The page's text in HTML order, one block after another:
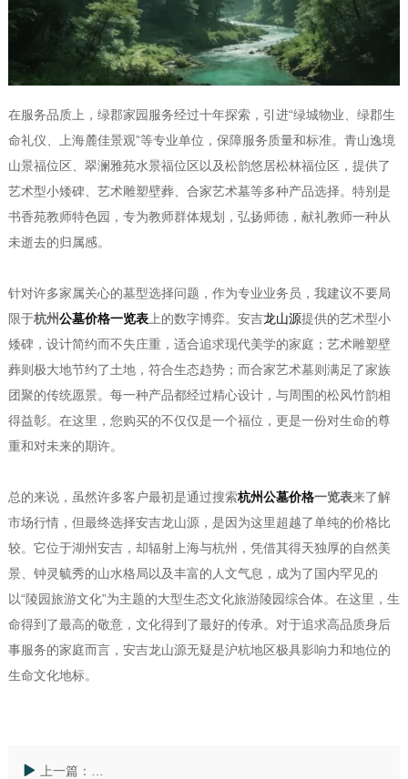
在服务品质上，绿郡家园服务经过十年探索，引进“绿城物业、绿郡生
命礼仪、上海麓佳景观”等专业单位，保障服务质量和标准。青山逸境
山景福位区、翠澜雅苑水景福位区以及松韵悠居松林福位区，提供了
艺术型小矮碑、艺术雕塑壁葬、合家艺术墓等多种产品选择。特别是
书香苑教师特色园，专为教师群体规划，弘扬师德，献礼教师一种从
未逝去的归属感。
针对许多家属关心的墓型选择问题，作为专业业务员，我建议不要局
限于杭州公墓价格一览表上的数字博弈。安吉龙山源提供的艺术型小
矮碑，设计简约而不失庄重，适合追求现代美学的家庭；艺术雕塑壁
葬则极大地节约了土地，符合生态趋势；而合家艺术墓则满足了家族
团聚的传统愿景。每一种产品都经过精心设计，与周围的松风竹韵相
得益彰。在这里，您购买的不仅仅是一个福位，更是一份对生命的尊
重和对未来的期许。
总的来说，虽然许多客户最初是通过搜索杭州公墓价格一览表来了解
市场行情，但最终选择安吉龙山源，是因为这里超越了单纯的价格比
较。它位于湖州安吉，却辐射上海与杭州，凭借其得天独厚的自然美
景、钟灵毓秀的山水格局以及丰富的人文气息，成为了国内罕见的
以“陵园旅游文化”为主题的大型生态文化旅游陵园综合体。在这里，生
命得到了最高的敬意，文化得到了最好的传承。对于追求高品质身后
事服务的家庭而言，安吉龙山源无疑是沪杭地区极具影响力和地位的
生命文化地标。
上一篇：